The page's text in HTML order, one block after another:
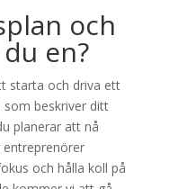
och
en?
starta och driva ett
beskriver ditt
planerar att nå
och hålla koll på